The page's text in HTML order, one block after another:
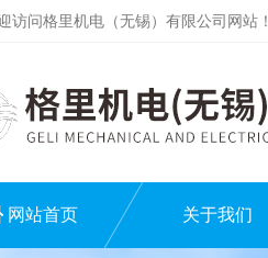
访问格里机电（无锡）有限公司网站！
网站首页 关于我们